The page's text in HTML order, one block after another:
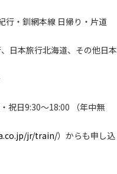
行・釧網本線 日帰り・片道
日本旅行北海道、その他日本
祝日9:30～18:00 （年中無
jr/train/）からも申し込